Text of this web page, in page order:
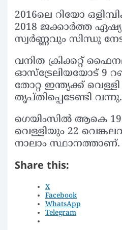
2016ലെ റിയോ
2018 ജക്കാർത്ത
സ്വർണ്ണവും സിന്ധു
വനിത ക്രിക്കറ്റ്
ഓസ്ട്രേലിയയോട് 9
തോറ്റ ഇന്ത്യക്ക്
തൃപ്തിപ്പെടേണ്ടി വന്നു.
ഗെയിംസിൽ ആകെ
വെള്ളിയും 22
നാലാം സ്ഥാനത്താണ്.
Share this:
X
Facebook
WhatsApp
Telegram